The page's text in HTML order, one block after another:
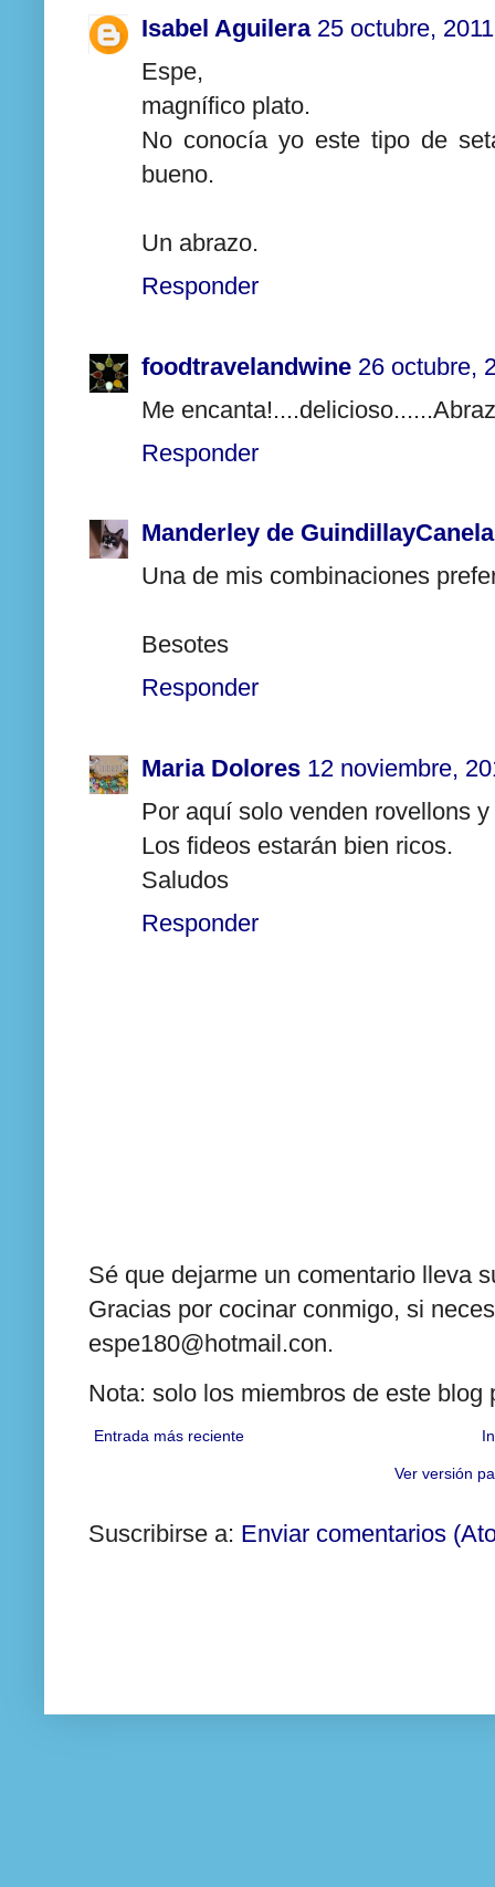
Isabel Aguilera 25 octubre,
Espe,
magnífico plato.
No conocía yo este tipo de
bueno.
Un abrazo.
Responder
foodtravelandwine 26 octubre,
Me
Responder
Manderley de GuindillayCanela
Una de mis combinaciones
Besotes
Responder
Maria Dolores 12 noviembre,
Por aquí solo venden rovellons
Los fideos estarán bien ricos.
Saludos
Responder
Sé que dejarme un comentario lleva
Gracias por cocinar conmigo, si
espe180@hotmail.con.
Nota: solo los miembros de este
Entrada más reciente
Ver versión
Suscribirse a: Enviar comentarios